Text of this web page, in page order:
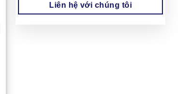
Liên hệ với chúng tôi